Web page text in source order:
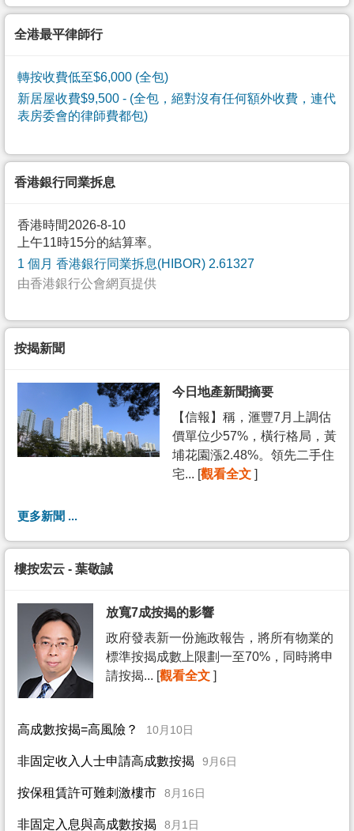
全港最平律師行
轉按收費低至$6,000 (全包)
新居屋收費$9,500 - (全包，絕對沒有任何額外收費，連代
表房委會的律師費都包)
香港銀行同業拆息
香港時間2026-8-10
上午11時15分的結算率。
1 個月 香港銀行同業拆息(HIBOR) 2.61327
由香港銀行公會網頁提供
按揭新聞
今日地產新聞摘要
【信報】稱，滙豐7月上調估
價單位少57%，橫行格局，黃
埔花園漲2.48%。領先二手住
宅... [觀看全文 ]
更多新聞 ...
樓按宏云 - 葉敬誠
放寬7成按揭的影響
政府發表新一份施政報告，將所有物業的
標準按揭成數上限劃一至70%，同時將申
請按揭... [觀看全文 ]
高成數按揭=高風險？ 10月10日
非固定收入人士申請高成數按揭 9月6日
按保租賃許可難刺激樓市 8月16日
非固定入息與高成數按揭 8月1日